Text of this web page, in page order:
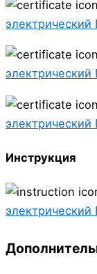
электрический
электрический
электрический
Инструкция
электрический